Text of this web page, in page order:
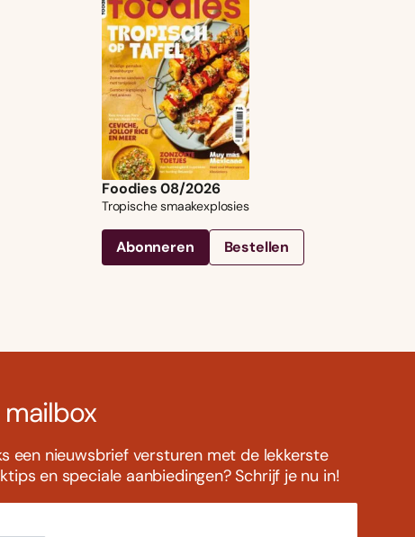
Foodies 08/2026
Tropische smaakexplosies
Abonneren Bestellen
een nieuwsbrief versturen met de lekkerste
en speciale aanbiedingen? Schrijf je nu in!